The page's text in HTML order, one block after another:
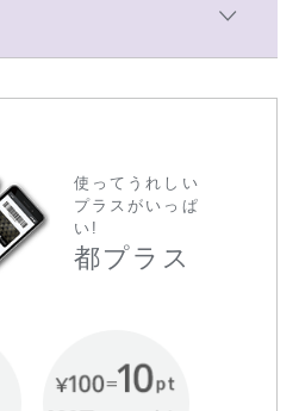
使ってうれしい
プラスがいっぱ
い!
都プラス